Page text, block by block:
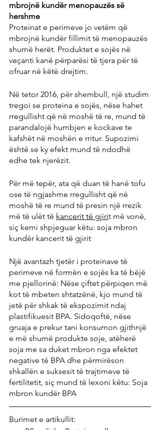
mbrojnë kundër menopauzës së
hershme
Proteinat e perimeve jo vetëm që
mbrojnë kundër fillimit të menopauzës
shumë herët. Produktet e sojës në
veçanti kanë përparësi të tjera për të
ofruar në këtë drejtim.
Në tetor 2016, për shembull, një studim
tregoi se proteina e sojës, nëse hahet
rregullisht që në moshë të re, mund të
parandalojë humbjen e kockave te
kafshët në moshën e rritur. Supozimi
është se ky efekt mund të ndodhë
edhe tek njerëzit.
Për më tepër, ata që duan të hanë tofu
ose të ngjashme rregullisht që në
moshë të re mund të presin një rrezik
më të ulët të kancerit të gjirit më vonë,
siç kemi shpjeguar këtu: soja mbron
kundër kancerit të gjirit
Një avantazh tjetër i proteinave të
perimeve në formën e sojës ka të bëjë
me pjellorinë: Nëse çiftet përpiqen më
kot të mbeten shtatzënë, kjo mund të
jetë për shkak të ekspozimit ndaj
plastifikuesit BPA. Sidoqoftë, nëse
gruaja e prekur tani konsumon gjithnjë
e më shumë produkte soje, atëherë
soja me sa duket mbron nga efektet
negative të BPA dhe përmirëson
shkallën e suksesit të trajtimeve të
fertilitetit, siç mund të lexoni këtu: Soja
mbron kundër BPA
Burimet e artikullit: